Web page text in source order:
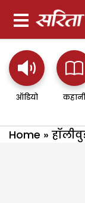
ऑडियो कहानी
Home »